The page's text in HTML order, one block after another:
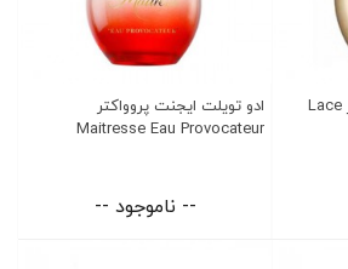
ادو پرفیوم ایجنت پروواکتر Lace
ادو تویلت ایجنت پروواکتر
Maitresse Eau Provocateur
-- ناموجود --